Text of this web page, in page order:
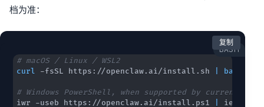
档为准：
BASH
# macOS / Linux / WSL2
curl -fsSL https://openclaw.ai/install.sh bash
# Windows PowerShell, when supported by current docs
iwr -useb https://openclaw.ai/install.ps1
复制